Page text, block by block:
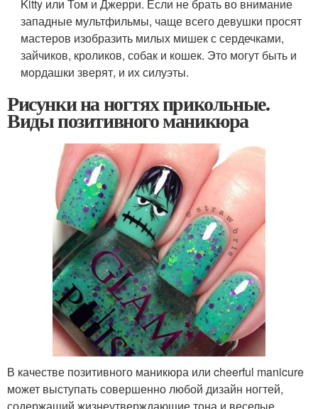
Kitty или Том и Джерри. Если не брать во внимание
западные мультфильмы, чаще всего девушки просят
мастеров изобразить милых мишек с сердечками,
зайчиков, кроликов, собак и кошек. Это могут быть и
мордашки зверят, и их силуэты.
Рисунки на ногтях прикольные.
Виды позитивного маникюра
В качестве позитивного маникюра или cheerful manicure
может выступать совершенно любой дизайн ногтей,